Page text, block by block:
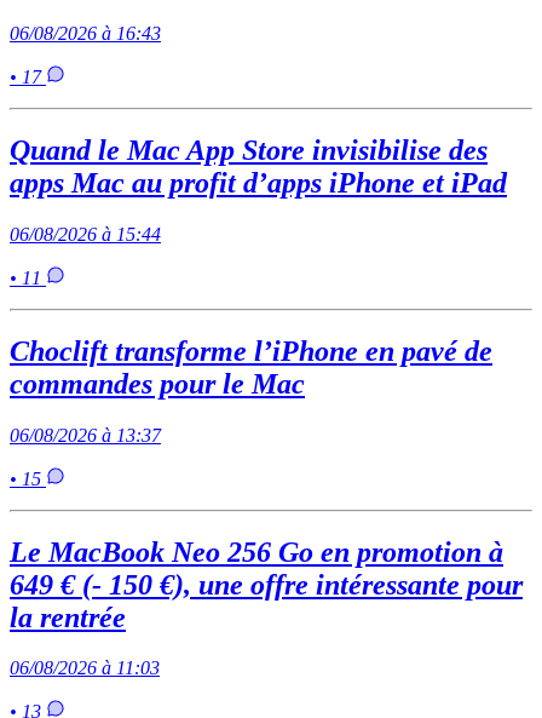
06/08/2026 à 16:43
• 17
Quand le Mac App Store invisibilise des
apps Mac au profit d’apps iPhone et iPad
06/08/2026 à 15:44
• 11
Choclift transforme l’iPhone en pavé de
commandes pour le Mac
06/08/2026 à 13:37
• 15
Le MacBook Neo 256 Go en promotion à
649 € (- 150 €), une offre intéressante pour
la rentrée
06/08/2026 à 11:03
• 13